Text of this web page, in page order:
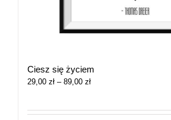
Ciesz się życiem
29,00 zł – 89,00 złZakres
29,00 zł